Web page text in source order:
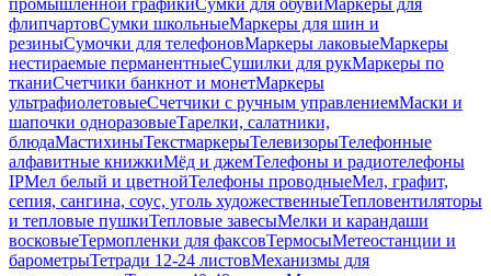
промышленной графикиСумки для обувиМаркеры для
флипчартовСумки школьныеМаркеры для шин и
резиныСумочки для телефоновМаркеры лаковыеМаркеры
нестираемые перманентныеСушилки для рукМаркеры по
тканиСчетчики банкнот и монетМаркеры
ультрафиолетовыеСчетчики с ручным управлениемМаски и
шапочки одноразовыеТарелки, салатники,
блюдаМастихиныТекстмаркерыТелевизорыТелефонные
алфавитные книжкиМёд и джемТелефоны и радиотелефоны
IPМел белый и цветнойТелефоны проводныеМел, графит,
сепия, сангина, соус, уголь художественныеТепловентиляторы
и тепловые пушкиТепловые завесыМелки и карандаши
восковыеТермопленки для факсовТермосыМетеостанции и
барометрыТетради 12-24 листовМеханизмы для